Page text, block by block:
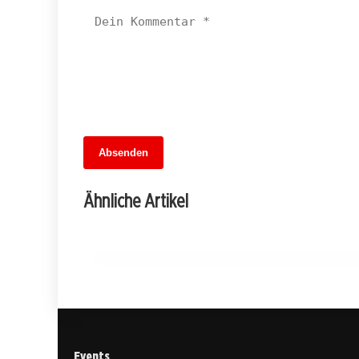
Absenden
Ähnliche Artikel
06. Juli 2026
Der Pflegeskandal: Wenn Betrüger das